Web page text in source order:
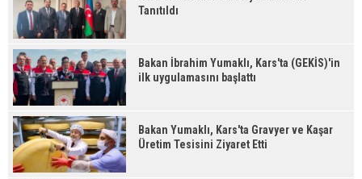
Tanıtıldı
Bakan İbrahim Yumaklı, Kars'ta (GEKİS)'in
ilk uygulamasını başlattı
Bakan Yumaklı, Kars'ta Gravyer ve Kaşar
Üretim Tesisini Ziyaret Etti